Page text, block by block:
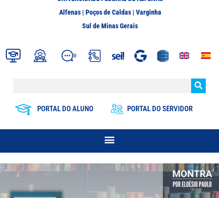
Alfenas | Poços de Caldas | Varginha
Sul de Minas Gerais
PORTAL DO ALUNO PORTAL DO SERVIDOR